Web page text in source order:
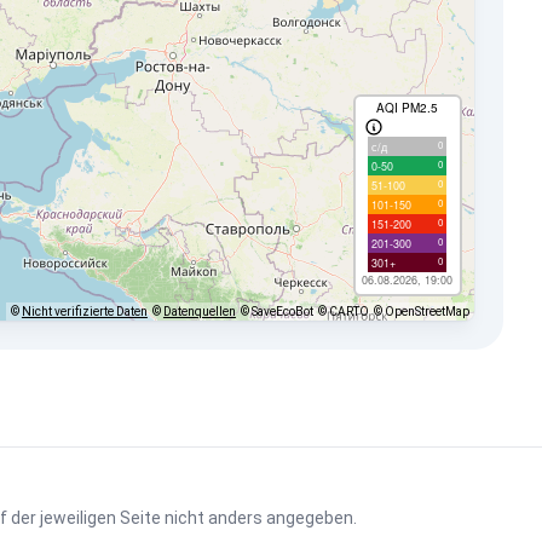
AQI PM2.5
с/д 0
0-50 0
51-100 0
101-150 0
151-200 0
201-300 0
301+ 0
06.08.2026, 19:00
© Nicht verifizierte Daten © Datenquellen © SaveEcoBot © CARTO © OpenStreetMap
der jeweiligen Seite nicht anders angegeben.